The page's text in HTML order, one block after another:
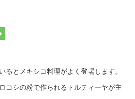
るとメキシコ料理がよく登場します。
コシの粉で作られるトルティーヤが主